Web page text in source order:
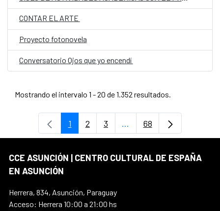
CONTAR EL ARTE
Proyecto fotonovela
Conversatorio Ojos que yo encendí
Mostrando el intervalo 1 - 20 de 1.352 resultados.
Página
1 Página
2 Página
3 ...Páginas intermedias
Página
68
CCE ASUNCIÓN | CENTRO CULTURAL DE ESPAÑA
EN ASUNCIÓN
Herrera, 834, Asunción, Paraguay
Acceso: Herrera 10:00 a 21:00 hs